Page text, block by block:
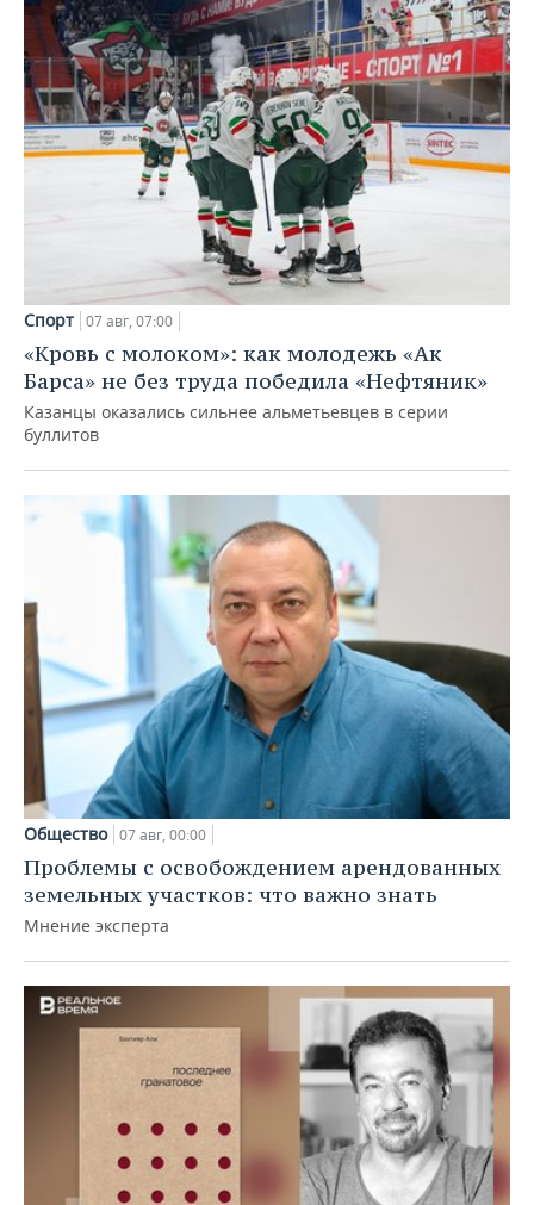
Спорт 07 авг, 07:00
«Кровь с молоком»: как молодежь «Ак
Барса» не без труда победила «Нефтяник»
Казанцы оказались сильнее альметьевцев в серии
буллитов
Общество 07 авг, 00:00
Проблемы с освобождением арендованных
земельных участков: что важно знать
Мнение эксперта